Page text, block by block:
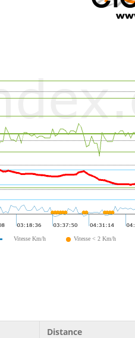
Vitesse Km/h Vitesse < 2 Km/h
Distance